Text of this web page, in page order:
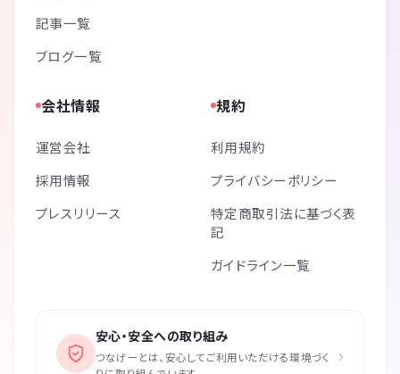
記事一覧
ブログ一覧
会社情報
運営会社
採用情報
プレスリリース
規約
利用規約
プライバシーポリシー
特定商取引法に基づく表
記
ガイドライン一覧
安心・安全への取り組み
つなげーとは、安心してご利用いただける環境づく
›